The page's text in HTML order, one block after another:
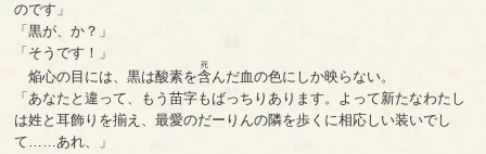
のです」
「黒が、か？」
「そうです！」
焔心の目には、黒は酸素を含んだ血
死
の色にしか映らない。
「あなたと違って、もう苗字もばっちりあります。よって新たなわたし
は姓と耳飾りを揃え、最愛のだーりんの隣を歩くに相応しい装いでし
て……あれ、」